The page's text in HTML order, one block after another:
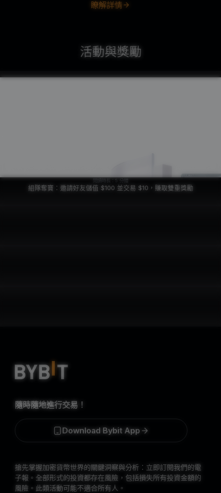
瞭解詳情
活動與獎勵
閱讀時長：5 分鐘
組隊奪寶：邀請好友儲值 $100 並交易 $10，賺取雙重獎勵
搶先掌握加密貨幣世界的關鍵洞察與分析：立即訂閱我們的電
子報。 全部形式的投資都存在風險，包括損失所有投資金額的
風險。此類活動可能不適合所有人。
隨時隨地進行交易！
Download Bybit App